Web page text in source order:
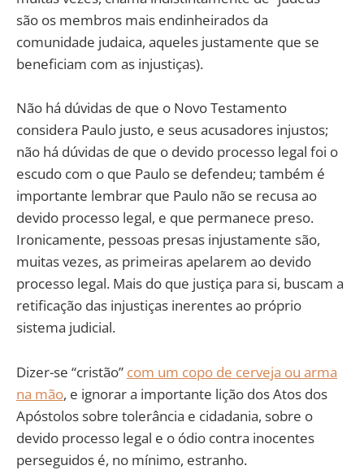
são os membros mais endinheirados da
comunidade judaica, aqueles justamente que se
beneficiam com as injustiças).
Não há dúvidas de que o Novo Testamento
considera Paulo justo, e seus acusadores injustos;
não há dúvidas de que o devido processo legal foi o
escudo com o que Paulo se defendeu; também é
importante lembrar que Paulo não se recusa ao
devido processo legal, e que permanece preso.
Ironicamente, pessoas presas injustamente são,
muitas vezes, as primeiras apelarem ao devido
processo legal. Mais do que justiça para si, buscam a
retificação das injustiças inerentes ao próprio
sistema judicial.
Dizer-se “cristão” com um copo de cerveja ou arma
na mão, e ignorar a importante lição dos Atos dos
Apóstolos sobre tolerância e cidadania, sobre o
devido processo legal e o ódio contra inocentes
perseguidos é, no mínimo, estranho.